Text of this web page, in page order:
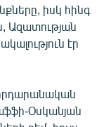
իսկ հինգ
Ազատության
էր
Օսկանյան